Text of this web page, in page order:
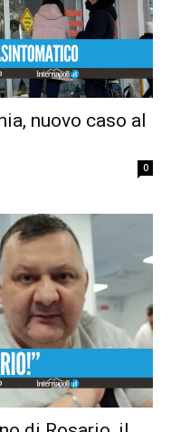
nuovo caso al
0